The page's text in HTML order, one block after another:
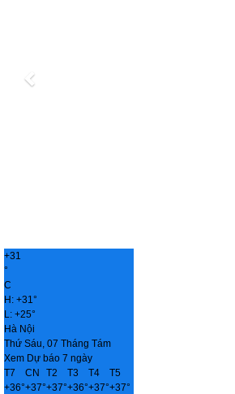
+31
°
C
H: +31°
L: +25°
Hà Nội
Thứ Sáu, 07 Tháng Tám
Xem Dự báo 7 ngày
T7
CN T2 T3 T4
T5
+36°+37°+37°+36°+37°+37°